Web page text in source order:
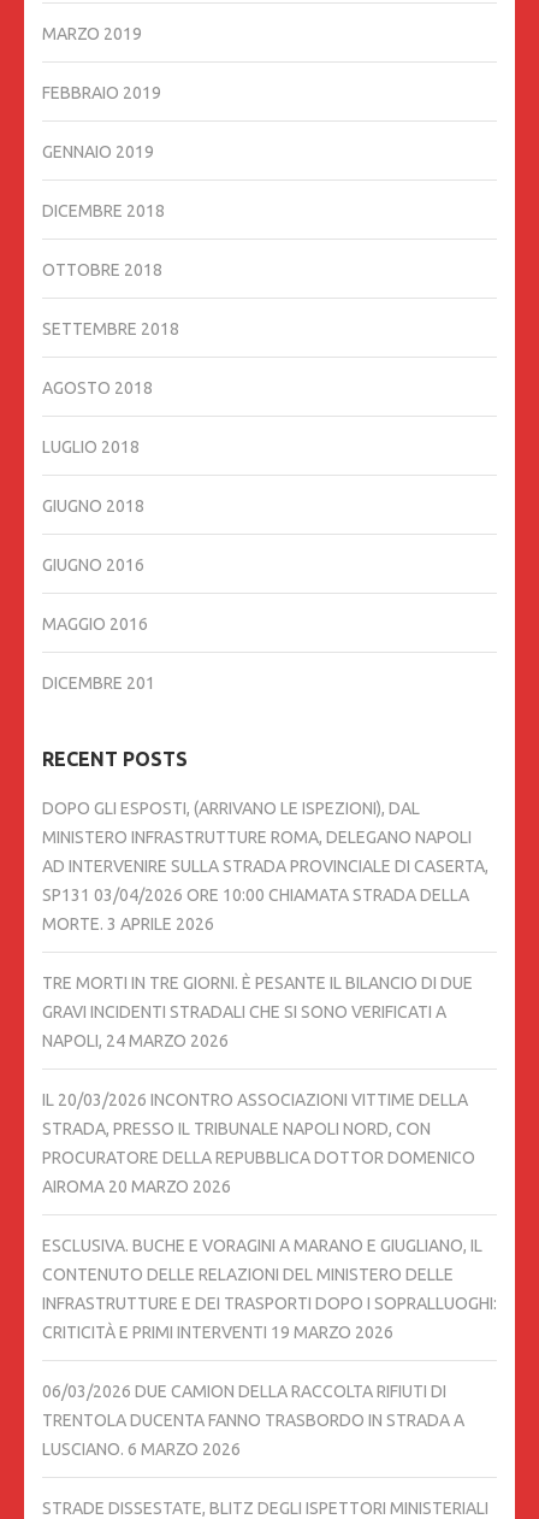
MARZO 2019
FEBBRAIO 2019
GENNAIO 2019
DICEMBRE 2018
OTTOBRE 2018
SETTEMBRE 2018
AGOSTO 2018
LUGLIO 2018
GIUGNO 2018
GIUGNO 2016
MAGGIO 2016
DICEMBRE 201
RECENT POSTS
DOPO GLI ESPOSTI, (ARRIVANO LE ISPEZIONI), DAL
MINISTERO INFRASTRUTTURE ROMA, DELEGANO NAPOLI
AD INTERVENIRE SULLA STRADA PROVINCIALE DI CASERTA,
SP131 03/04/2026 ORE 10:00 CHIAMATA STRADA DELLA
MORTE. 3 APRILE 2026
TRE MORTI IN TRE GIORNI. È PESANTE IL BILANCIO DI DUE
GRAVI INCIDENTI STRADALI CHE SI SONO VERIFICATI A
NAPOLI, 24 MARZO 2026
IL 20/03/2026 INCONTRO ASSOCIAZIONI VITTIME DELLA
STRADA, PRESSO IL TRIBUNALE NAPOLI NORD, CON
PROCURATORE DELLA REPUBBLICA DOTTOR DOMENICO
AIROMA 20 MARZO 2026
ESCLUSIVA. BUCHE E VORAGINI A MARANO E GIUGLIANO, IL
CONTENUTO DELLE RELAZIONI DEL MINISTERO DELLE
INFRASTRUTTURE E DEI TRASPORTI DOPO I SOPRALLUOGHI:
CRITICITÀ E PRIMI INTERVENTI 19 MARZO 2026
06/03/2026 DUE CAMION DELLA RACCOLTA RIFIUTI DI
TRENTOLA DUCENTA FANNO TRASBORDO IN STRADA A
LUSCIANO. 6 MARZO 2026
STRADE DISSESTATE, BLITZ DEGLI ISPETTORI MINISTERIALI